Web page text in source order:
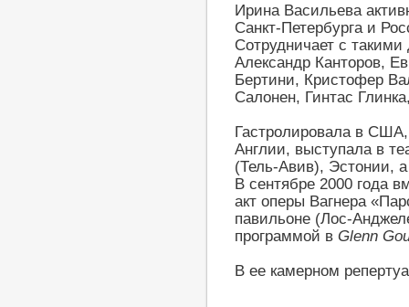
Ирина Васильева
Санкт-Петербурга и
Сотрудничает с
Александр Канторов,
Бертини, Кристофер
Салонен, Гинтас
Гастролировала в
Англии, выступала в
(Тель-Авив), Эстонии,
В сентябре 2000 года
акт оперы Вагнера
павильоне (Лос-
программой в Glenn
В ее камерном